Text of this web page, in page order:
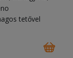
tetővel